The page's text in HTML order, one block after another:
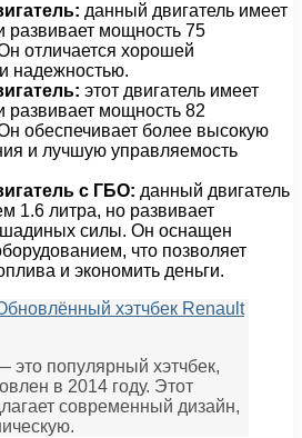
данный двигатель имеет
развивает мощность 75
отличается хорошей
надежностью.
этот двигатель имеет
развивает мощность 82
обеспечивает более высокую
и лучшую управляемость
с ГБО: данный двигатель
1.6 литра, но развивает
силы. Он оснащен
что позволяет
и экономить деньги.
хэтчбек Renault
это популярный хэтчбек,
в 2014 году. Этот
современный дизайн,